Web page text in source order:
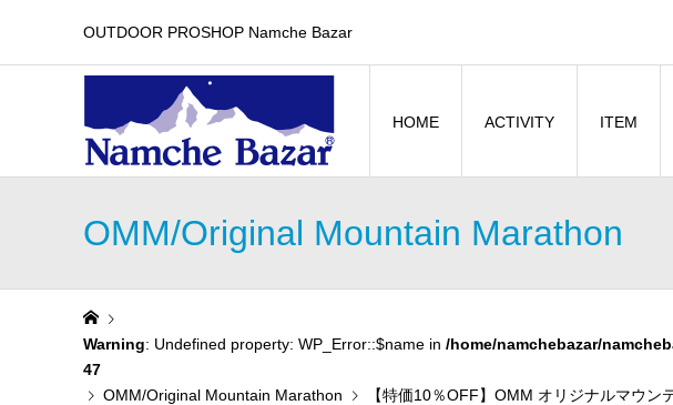
OUTDOOR PROSHOP Namche Bazar
HOME ACTIVITY ITEM
OMM/Original Mountain Marathon
Warning: Undefined property: WP_Error::$name in /home/namchebazar/
47
OMM/Original Mountain Marathon
【特価10％OFF】OMM オリジナルマウ